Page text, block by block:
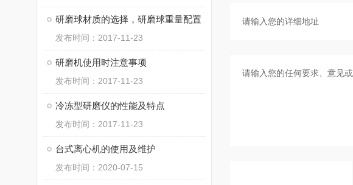
研磨球材质的选择，研磨球重量配置
发布时间：2017-11-23
研磨机使用时注意事项
发布时间：2017-11-23
冷冻型研磨仪的性能及特点
发布时间：2017-11-23
台式离心机的使用及维护
发布时间：2020-07-15